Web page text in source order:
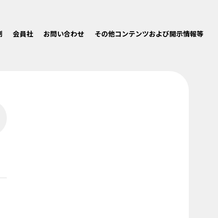
会員社 お問い合わせ その他コンテンツおよび開示情報等